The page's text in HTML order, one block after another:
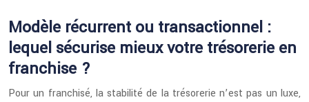
Modèle récurrent ou transactionnel :
lequel sécurise mieux votre trésorerie en
franchise ?
Pour un franchisé, la stabilité de la trésorerie n’est pas un luxe,